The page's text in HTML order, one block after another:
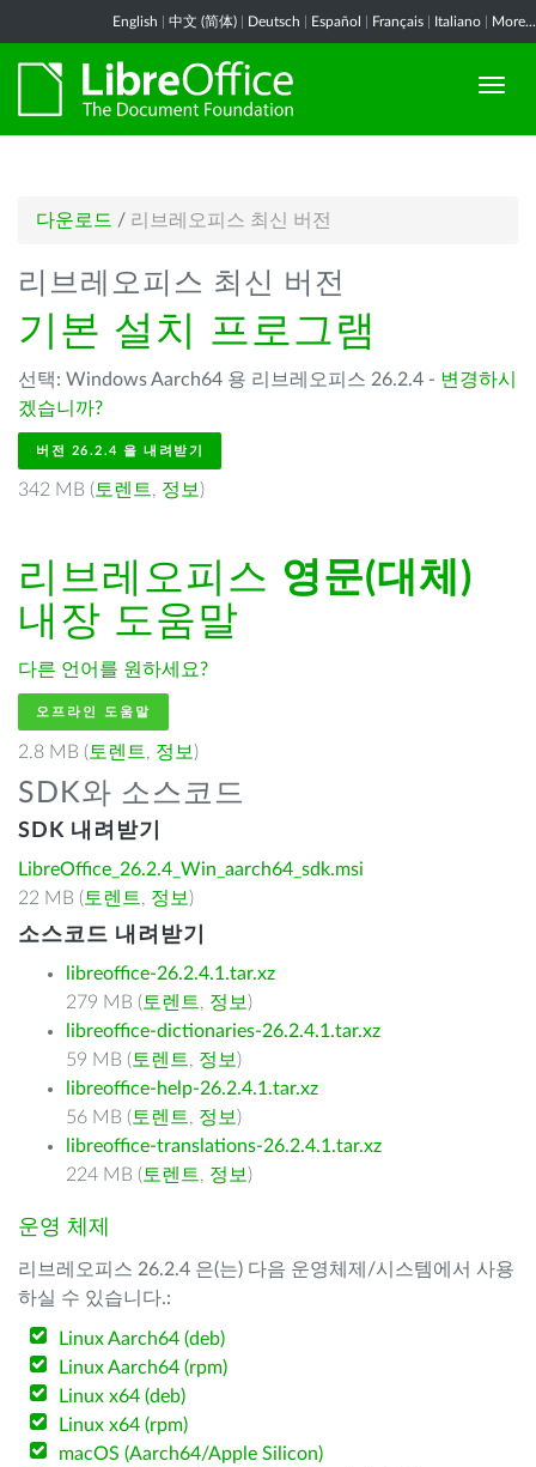
English 中文 (简体) Deutsch Español Français Italiano More...
다운로드 / 리브레오피스 최신 버전
리브레오피스 최신 버전
기본 설치 프로그램
선택: Windows Aarch64 용 리브레오피스 26.2.4 - 변경하시
겠습니까?
버전 26.2.4 을 내려받기
342 MB ( 토렌트, 정보 )
리브레오피스 영문(대체)
내장 도움말
다른 언어를 원하세요?
오프라인 도움말
2.8 MB ( 토렌트, 정보 )
SDK와 소스코드
SDK 내려받기
LibreOffice_26.2.4_Win_aarch64_sdk.msi
22 MB ( 토렌트, 정보 )
소스코드 내려받기
libreoffice-26.2.4.1.tar.xz
279 MB ( 토렌트, 정보 )
libreoffice-dictionaries-26.2.4.1.tar.xz
59 MB ( 토렌트, 정보 )
libreoffice-help-26.2.4.1.tar.xz
56 MB ( 토렌트, 정보 )
libreoffice-translations-26.2.4.1.tar.xz
224 MB ( 토렌트, 정보 )
운영 체제
리브레오피스 26.2.4 은(는) 다음 운영체제/시스템에서 사용
하실 수 있습니다.:
Linux Aarch64 (deb)
Linux Aarch64 (rpm)
Linux x64 (deb)
Linux x64 (rpm)
macOS (Aarch64/Apple Silicon)